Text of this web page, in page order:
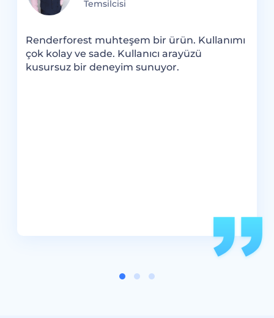
Temsilcisi
Renderforest muhteşem bir ürün. Kullanımı
çok kolay ve sade. Kullanıcı arayüzü
kusursuz bir deneyim sunuyor.